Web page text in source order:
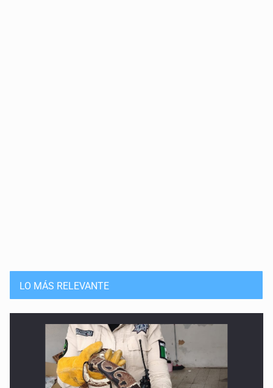
Educar para la compasión
22 de Abril de 2026
Rancho Izaguirre: la tierra sigue hablando
15 de Abril de 2026
El Siapa no cumple ni con su ley
LO MÁS RELEVANTE